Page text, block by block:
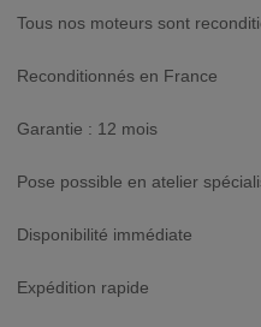
Tous nos moteurs sont
Reconditionnés en France
Garantie : 12 mois
Pose possible en atelier
Disponibilité immédiate
Expédition rapide